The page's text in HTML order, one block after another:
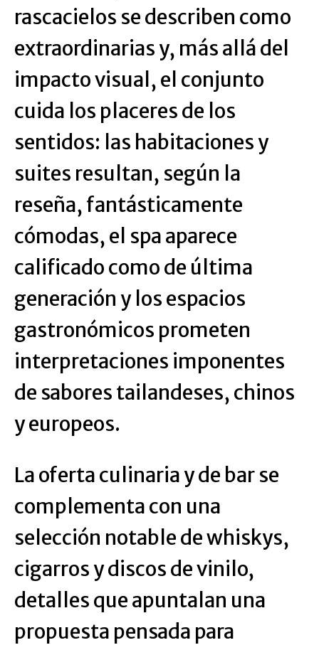
rascacielos se describen como
extraordinarias y, más allá del
impacto visual, el conjunto
cuida los placeres de los
sentidos: las habitaciones y
suites resultan, según la
reseña, fantásticamente
cómodas, el spa aparece
calificado como de última
generación y los espacios
gastronómicos prometen
interpretaciones imponentes
de sabores tailandeses, chinos
y europeos.
La oferta culinaria y de bar se
complementa con una
selección notable de whiskys,
cigarros y discos de vinilo,
detalles que apuntalan una
propuesta pensada para